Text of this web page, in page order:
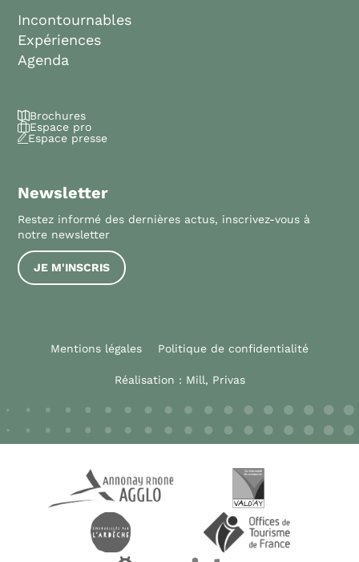
Incontournables
Expériences
Agenda
Brochures
Espace pro
Espace presse
Newsletter
Restez informé des dernières actus, inscrivez-vous à
notre newsletter
JE M'INSCRIS
Mentions légales Politique de confidentialité
Réalisation : Mill, Privas